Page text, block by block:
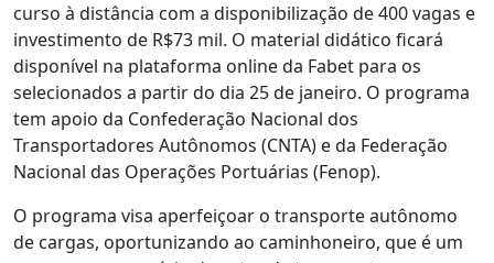
curso à distância com a disponibilização de 400 vagas e
investimento de R$73 mil. O material didático ficará
disponível na plataforma online da Fabet para os
selecionados a partir do dia 25 de janeiro. O programa
tem apoio da Confederação Nacional dos
Transportadores Autônomos (CNTA) e da Federação
Nacional das Operações Portuárias (Fenop).
O programa visa aperfeiçoar o transporte autônomo
de cargas, oportunizando ao caminhoneiro, que é um